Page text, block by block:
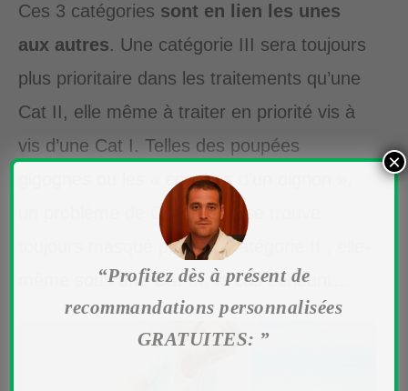
Ces 3 catégories sont en lien les unes
aux autres. Une catégorie III sera toujours
plus prioritaire dans les traitements qu’une
Cat II, elle même à traiter en priorité vis à
vis d’une Cat I. Telles des poupées
gigognes ou les « couches d’un oignon »,
un problème de Catégorie I se trouve
toujours masqué par une Catégorie II , elle-
même sous une Cat III, le cas échéant…
“Profitez dès à présent de
recommandations personnalisées
GRATUITES: ”
×